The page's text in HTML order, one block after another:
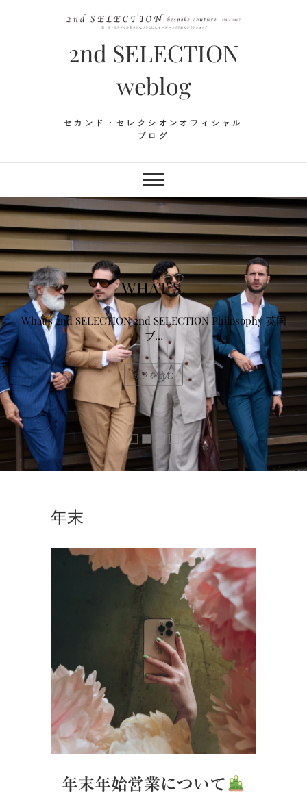
2nd SELECTION
weblog
セカンド・セレクシオンオフィシャル
ブログ
WHAT’S.
What’s 2nd SELECTION 2nd SELECTION Philosophy 英国
ブ…
続きを読む
年末
年末年始営業について